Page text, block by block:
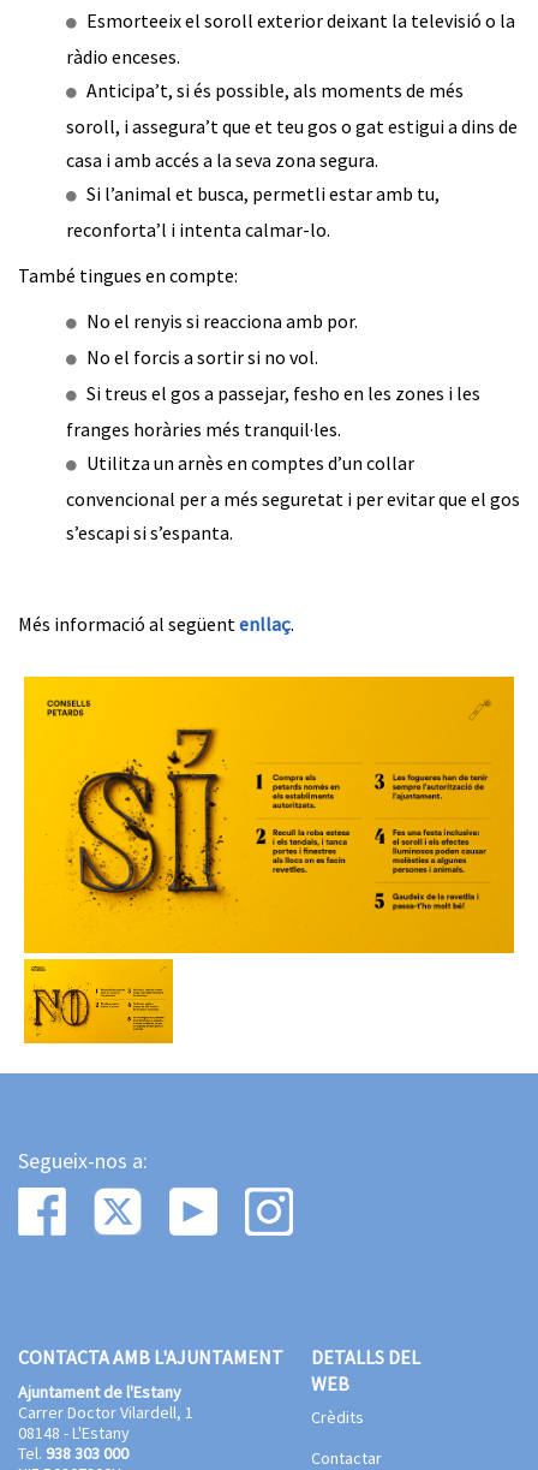
Esmorteeix el soroll exterior deixant la televisió o la
ràdio enceses.
Anticipa’t, si és possible, als moments de més
soroll, i assegura’t que et teu gos o gat estigui a dins de
casa i amb accés a la seva zona segura.
Si l’animal et busca, permetli estar amb tu,
reconforta’l i intenta calmar-lo.
També tingues en compte:
No el renyis si reacciona amb por.
No el forcis a sortir si no vol.
Si treus el gos a passejar, fesho en les zones i les
franges horàries més tranquil·les.
Utilitza un arnès en comptes d’un collar
convencional per a més seguretat i per evitar que el gos
s’escapi si s’espanta.
Més informació al següentenllaç.
Segueix-nos a:
CONTACTA AMB L'AJUNTAMENT
Ajuntament de l'Estany
Carrer Doctor Vilardell, 1
08148 - L'Estany
Tel. 938 303 000
DETALLS DEL
WEB
Crèdits
Contactar